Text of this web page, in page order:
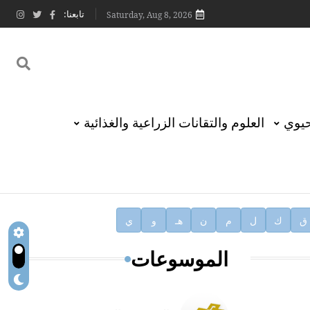
Saturday, Aug 8, 2026 تابعنا:
العلوم والتقانات الزراعية والغذائية
ق ك ل م ن هـ و ي
الموسوعات